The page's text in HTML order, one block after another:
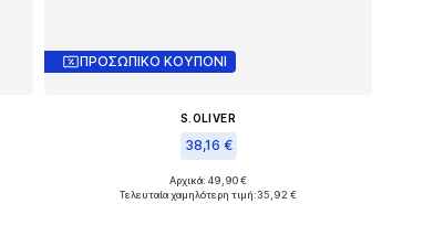
ΠΡΟΣΩΠΙΚΟ ΚΟΥΠΟΝΙ
S.OLIVER
38,16 €
Διαθέσιμα μεγέθη: 36, 37, 40
Αρχικά: 49,90 €
Τελευταία χαμηλότερη τιμή:35,92 €